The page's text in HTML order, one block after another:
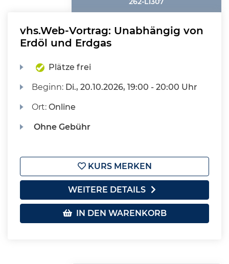
vhs.Web-Vortrag: Unabhängig von
Erdöl und Erdgas
Plätze frei
Beginn: Di., 20.10.2026, 19:00 - 20:00 Uhr
Ort:Online
Ohne Gebühr
KURS MERKEN
WEITERE DETAILS
IN DEN WARENKORB